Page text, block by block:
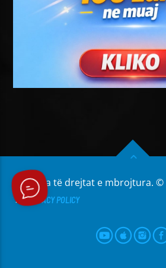
Të gjitha të drejtat e mbrojtura. ©
PRIVACY POLICY